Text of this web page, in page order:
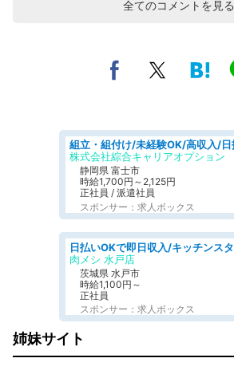
全てのコメントを見る
株式会社綜合キャリアオプション
静岡県 富士市
時給1,700円～2,125円
正社員 / 派遣社員
スポンサー：求人ボックス
肉メシ 水戸店
茨城県 水戸市
時給1,100円～
正社員
スポンサー：求人ボックス
姉妹サイト